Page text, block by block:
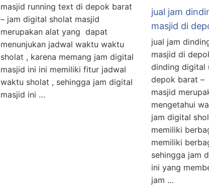
masjid running text di depok barat
– jam digital sholat masjid
merupakan alat yang dapat
menunjukan jadwal waktu waktu
sholat , karena memang jam digital
masjid ini ini memiliki fitur jadwal
waktu sholat , sehingga jam digital
masjid ini …
jual jam
masjid di
jual jam
masjid di
dinding digital
depok barat –
masjid
mengetahui
jam digital
memiliki
memiliki
sehingga jam
ini yang
jam …